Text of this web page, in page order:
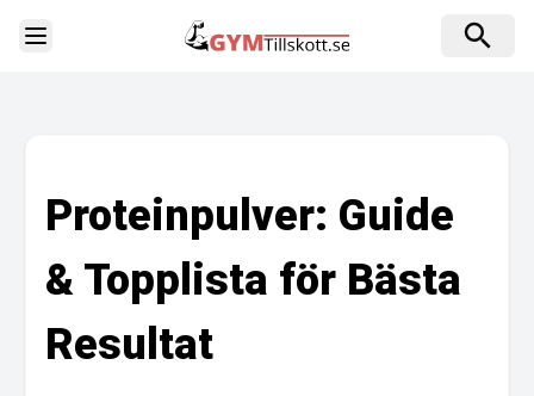
Toggle Sidebar
Proteinpulver: Guide
& Topplista för Bästa
Resultat